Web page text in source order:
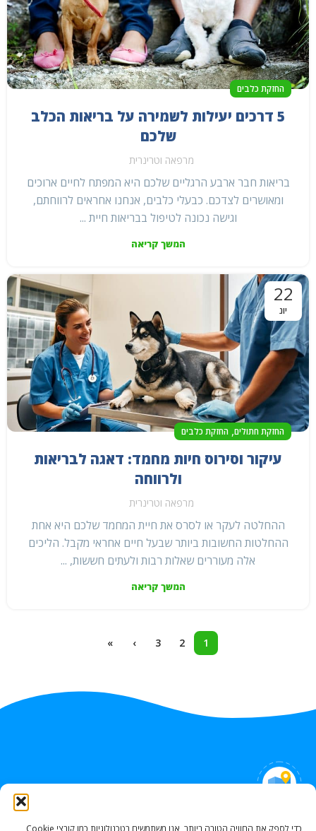
כדי לספק את החוויה הטובה ביותר, אנו משתמשים בטכנולוגיות כמו קובצי Cookie
החזקת כלבים
5 דרכים יעילות לשמירה על בריאות הכלב
שלכם
מרפאה וטרינרית
בריאות חבר ארבע הרגליים שלכם היא המפתח לחיים ארוכים
ומאושרים לצדכם. כבעלי כלבים, אנחנו אחראים לרווחתם,
וגישה נכונה לטיפול בבריאות חיית ...
המשך קריאה
22
יונ
החזקת חתולים, החזקת כלבים
עיקור וסירוס חיות מחמד: דאגה לבריאות
ולרווחה
מרפאה וטרינרית
ההחלטה לעקר או לסרס את חיית המחמד שלכם היא אחת
ההחלטות החשובות ביותר שבעל חיים אחראי מקבל. הליכים
אלה מעוררים שאלות רבות ולעתים חששות, ...
המשך קריאה
1
2
3
›
»